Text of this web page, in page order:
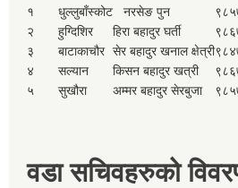
१
धुल्लुबाँस्कोट नरसेङ पुन
२
हुग्दिशिर हिरा बहादुर घर्ती
३
बाटाकाचौर सेर बहादुर खनाल क्षेत्री
४
सल्यान किसन बहादुर खत्री
५
सुखौरा अम्मर बहादुर सेरबुजा
वडा सचिवहरुको